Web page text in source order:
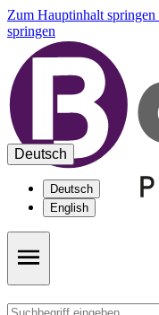
Zum Hauptinhalt springen
springen
Deutsch
Deutsch
English